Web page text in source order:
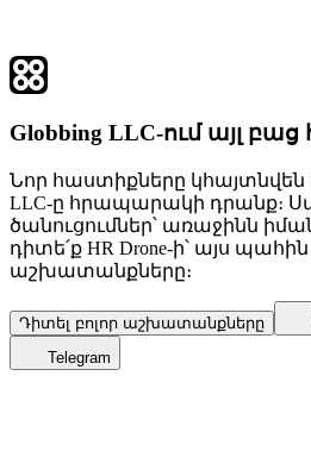
Globbing LLC-ում այլ
Նոր հաստիքները կհայտնվեն
LLC-ը հրապարակի դրանք։
ծանուցումներ՝ առաջինն
դիտե՛ք HR Drone-ի՝ այս
աշխատանքները։
Դիտել բոլոր աշխատանքները
Telegram